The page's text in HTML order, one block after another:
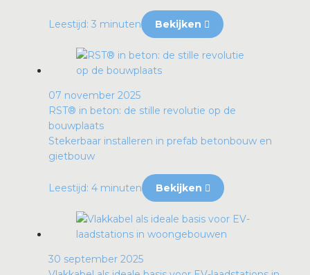
Leestijd: 3 minuten Bekijken
07 november 2025
RST® in beton: de stille revolutie op de
bouwplaats
Stekerbaar installeren in prefab betonbouw en
gietbouw
Leestijd: 4 minuten Bekijken
30 september 2025